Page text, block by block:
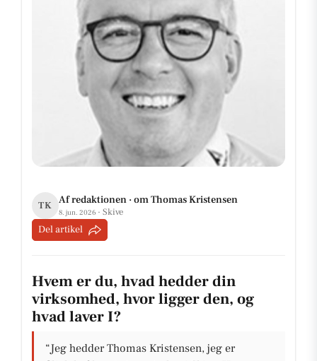
TK Af redaktionen · om Thomas Kristensen
8. jun. 2026 · Skive
Del artikel
Hvem er du, hvad hedder din
virksomhed, hvor ligger den, og
hvad laver I?
“Jeg hedder Thomas Kristensen, jeg er